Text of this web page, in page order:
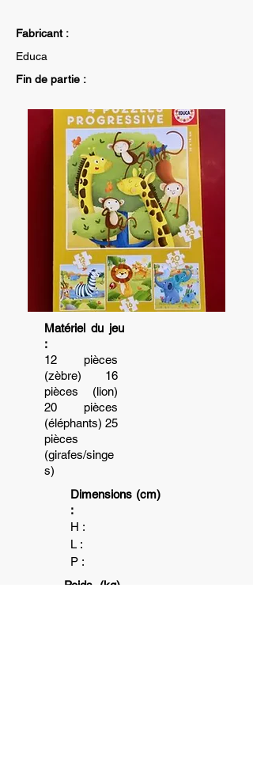
Fabricant :
Educa
Fin de partie :
Matériel du jeu
:
12 pièces
(zèbre) 16
pièces (lion)
20 pièces
(éléphants) 25
pièces
(girafes/singe
s)
Dimensions (cm)
:
H :
L :
P :
Poids (kg)